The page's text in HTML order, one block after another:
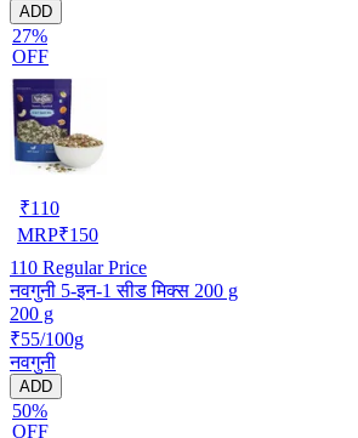
ADD
27%
OFF
₹110
MRP₹150
110 Regular Price
नवगुनी 5-इन-1 सीड मिक्स 200 g
200 g
₹55/100g
नवगुनी
ADD
50%
OFF